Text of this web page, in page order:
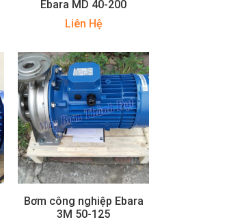
Ebara MD 40-200
Liên Hệ
Bơm công nghiệp Ebara
3M 50-125